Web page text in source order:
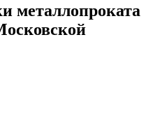
металлопроката